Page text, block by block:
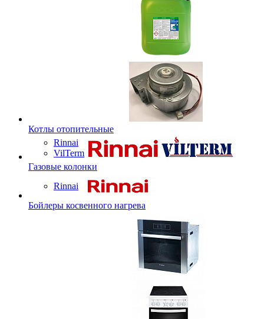
Котлы отопительные
Rinnai
VilTerm
Газовые колонки
Rinnai
Бойлеры косвенного нагрева